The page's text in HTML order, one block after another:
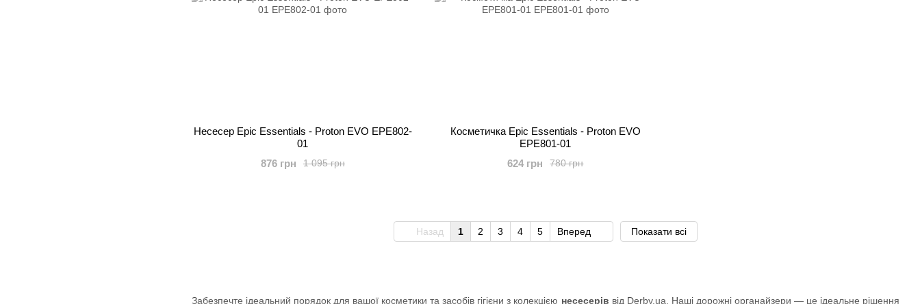
Забезпечте ідеальний порядок для вашої косметики та засобів гігієни з колекцією несесерів від Derby.ua. Наші дорожні органайзери — це ідеальне рішення
Несесер Epic Essentials - Proton EVO EPE802-
01
1 095 грн
876 грн
Косметичка Epic Essentials - Proton EVO
EPE801-01
780 грн
624 грн
Назад 1 2 3 4 5 Вперед Показати всі